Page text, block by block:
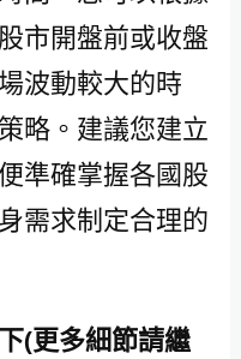
市開盤前或收盤
波動較大的時
略。建議您建立
準確掌握各國股
需求制定合理的
(更多細節請繼